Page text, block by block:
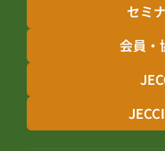
セミ
会員・